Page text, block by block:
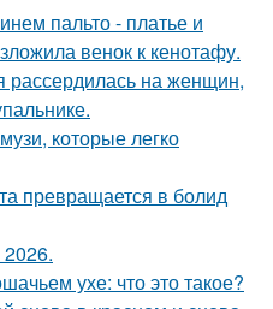
пальто - платье и
венок к кенотафу.
рассердилась на женщин,
которые легко
превращается в болид
ухе: что это такое?